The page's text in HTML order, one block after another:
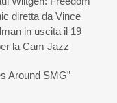
diretta da Vince
in uscita il 19
la Cam Jazz
Around SMG”